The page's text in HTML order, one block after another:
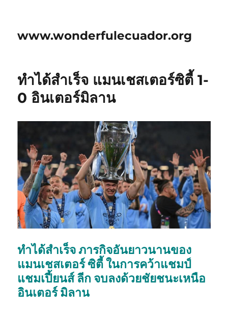
www.wonderfulecuador.org
ทำได้สำเร็จ แมนเชสเตอร์ซิตี้ 1-
0 อินเตอร์มิลาน
ทำได้สำเร็จ ภารกิจอันยาวนานของ
แมนเชสเตอร์ ซิตี้ ในการคว้าแชมป์
แชมเปี้ยนส์ ลีก จบลงด้วยชัยชนะเหนือ
อินเตอร์ มิลาน